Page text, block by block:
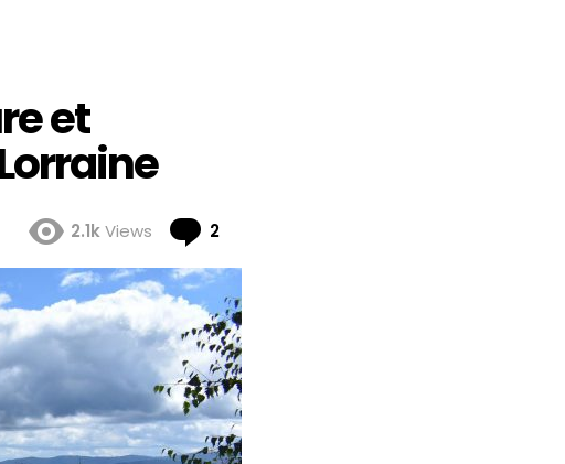
et
2.1kViews 2